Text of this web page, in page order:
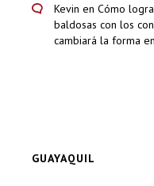
Kevin en Cómo
baldosas con los
cambiará la forma
GUAYAQUIL